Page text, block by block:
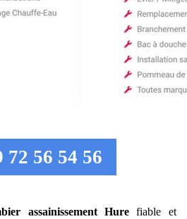
56 54 56
assainissement Hure fiable et